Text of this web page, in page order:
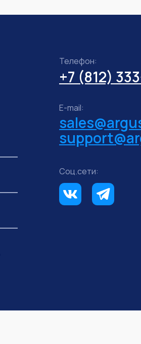
+7 (812)
Телефон:
E-mail:
Соц.сети: